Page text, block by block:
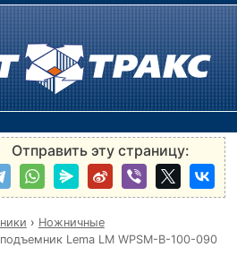
Отправить эту страницу:
› Ножничные
Lema LM WPSM-B-100-090